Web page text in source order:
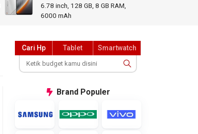
6.78 inch, 128 GB, 8 GB RAM
6000 mAh
Cari Hp Tablet Smartwatch
Brand Populer